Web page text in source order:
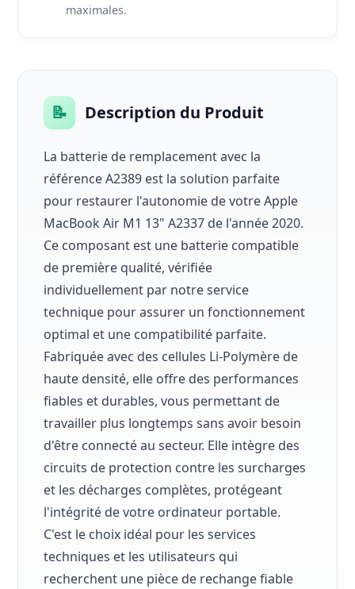
maximales.
📝 Description du Produit
La batterie de remplacement avec la
référence A2389 est la solution parfaite
pour restaurer l'autonomie de votre Apple
MacBook Air M1 13" A2337 de l'année 2020.
Ce composant est une batterie compatible
de première qualité, vérifiée
individuellement par notre service
technique pour assurer un fonctionnement
optimal et une compatibilité parfaite.
Fabriquée avec des cellules Li-Polymère de
haute densité, elle offre des performances
fiables et durables, vous permettant de
travailler plus longtemps sans avoir besoin
d'être connecté au secteur. Elle intègre des
circuits de protection contre les surcharges
et les décharges complètes, protégeant
l'intégrité de votre ordinateur portable.
C'est le choix idéal pour les services
techniques et les utilisateurs qui
recherchent une pièce de rechange fiable